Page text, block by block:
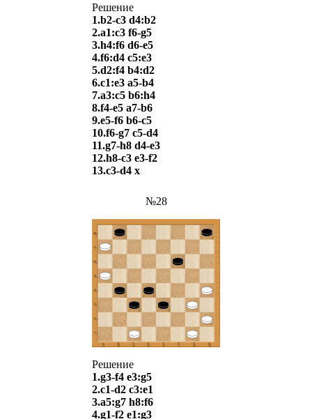
Решение
1.b2-c3 d4:b2
2.a1:c3 f6-g5
3.h4:f6 d6-e5
4.f6:d4 c5:e3
5.d2:f4 b4:d2
6.c1:e3 a5-b4
7.a3:c5 b6:h4
8.f4-e5 a7-b6
9.e5-f6 b6-c5
10.f6-g7 c5-d4
11.g7-h8 d4-e3
12.h8-c3 e3-f2
13.c3-d4 х
№28
Решение
1.g3-f4 e3:g5
2.c1-d2 c3:e1
3.a5:g7 h8:f6
4.g1-f2 e1:g3